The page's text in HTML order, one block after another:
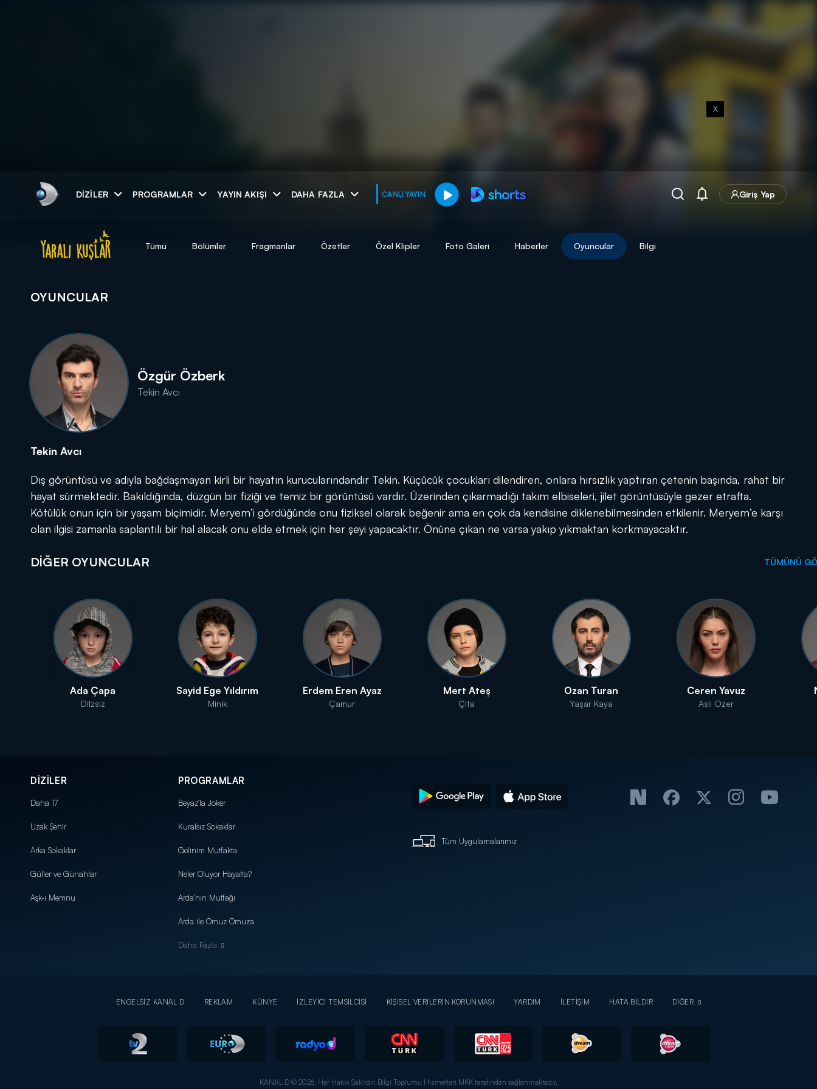
X
DIZILER PROGRAMLAR YAYIN AKIŞI DAHA FAZLA CANLI YAYIN Giriş Yap
muhteşem ikili
DİĞER SONUÇLAR
Tümü Bölümler Fragmanlar Özetler Özel Klipler Foto Galeri Haberler Oyuncular Bilgi
OYUNCULAR
Özgür Özberk
Tekin Avcı
Tekin Avcı
Dış görüntüsü ve adıyla bağdaşmayan kirli bir hayatın kurucularındandır Tekin. Küçücük çocukları dilendiren, onlara hırsızlık yaptıran çetenin başında, rahat bir
hayat sürmektedir. Bakıldığında, düzgün bir fiziği ve temiz bir görüntüsü vardır. Üzerinden çıkarmadığı takım elbiseleri, jilet görüntüsüyle gezer etrafta.
Kötülük onun için bir yaşam biçimidir. Meryem’i gördüğünde onu fiziksel olarak beğenir ama en çok da kendisine diklenebilmesinden etkilenir. Meryem’e karşı
olan ilgisi zamanla saplantılı bir hal alacak onu elde etmek için her şeyi yapacaktır. Önüne çıkan ne varsa yakıp yıkmaktan korkmayacaktır.
DİĞER OYUNCULAR
Ada Çapa
Dilzsiz
Sayid Ege Yıldırım
Minik
Erdem Eren Ayaz
Çamur
Mert Ateş
Çita
Ozan Turan
Yaşar Kaya
Ceren Yavuz
Aslı Özer
TÜMÜNÜ
DİZİLER
Daha 17
Uzak Şehir
Arka Sokaklar
Güller ve Günahlar
Aşk-ı Memnu
PROGRAMLAR
Beyaz'la Joker
Kuralsız Sokaklar
Gelinim Mutfakta
Neler Oluyor Hayatta?
Arda'nın Mutfağı
Arda ile Omuz Omuza
Daha Fazla
Tüm Uygulamalarımız
ENGELSİZ KANAL D REKLAM KÜNYE İZLEYİCİ TEMSİLCİSİ KİŞİSEL VERİLERİN KORUNMASI YARDIM İLETİŞİM HATA BİLDİR DİĞER
KANAL D © 2026. Her Hakkı Saklıdır. Bilgi Toplumu Hizmetleri MKK tarafından sağlanmaktadır.